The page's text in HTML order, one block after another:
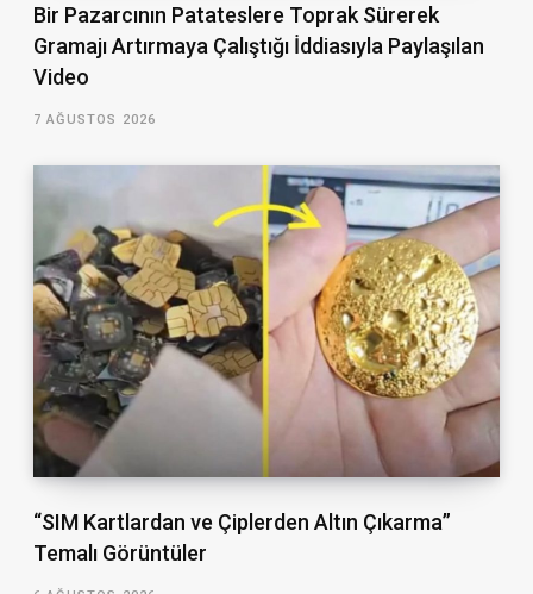
Bir Pazarcının Patateslere Toprak Sürerek
Gramajı Artırmaya Çalıştığı İddiasıyla Paylaşılan
Video
7 AĞUSTOS 2026
“SIM Kartlardan ve Çiplerden Altın Çıkarma”
Temalı Görüntüler